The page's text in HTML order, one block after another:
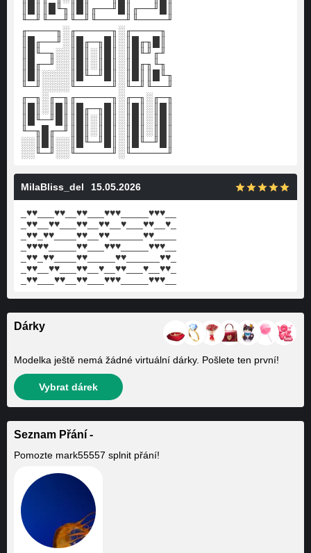
║█║║█╙╖║█║╓──╜█║╓──╜█║
╙─╜╙──╜╙─╜╙────╜╙────╜
╓────╖░╓─────╖░╓────╖
║█╓──╜░║█╓─╖█║░║█╓╖█║
║█╙─╖░░║█║░║█║░║█╙╜╓╜
║█╓─╜░░║█║░║█║░║█╓╖╙╖
║█║░░░░║█╙─╜█║░║█║║█╙╖
╙─╜░░░░╙─────╜░╙─╜╙──╜
╓─╖░╓─╖╓─────╖░╓─╖░╓─╖
║█║░║█║║█╓─╖█║░║█║░║█║
║█╙─╜█║║█║░║█║░║█║░║█║
╙─╖█╓─╜║█║░║█║░║█║░║█║
░░║█║░░║█╙─╜█║░║█╙─╜█║
░░╙─╜░░╙─────╜░╙─────╜
MilaBliss_del 15.05.2026
_♥♥___♥♥__♥♥___♥♥♥_____♥♥♥__
_♥♥__♥♥___♥♥__♥♥__♥___♥♥__♥_
_♥♥_♥♥____♥♥__♥♥______♥♥____
_♥♥♥♥_____♥♥___♥♥♥_____♥♥♥__
_♥♥_♥♥____♥♥_____♥♥______♥♥_
_♥♥__♥♥___♥♥__♥__♥♥___♥__♥♥_
_♥♥___♥♥__♥♥___♥♥♥_____♥♥♥__
Dárky
Modelka ještě nemá žádné virtuální dárky. Pošlete ten první!
Vybrat dárek
Seznam Přání -
Pomozte mark55557 splnit přání!